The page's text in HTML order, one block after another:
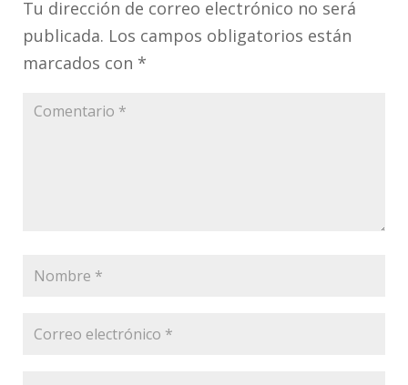
Tu dirección de correo electrónico no será
publicada. Los campos obligatorios están
marcados con *